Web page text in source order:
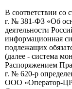
В соответствии со
г. № 381-ФЗ «Об
деятельности
информационная
подлежащих
(далее - система
Распоряжением
г. № 620-р
ООО «Оператор-